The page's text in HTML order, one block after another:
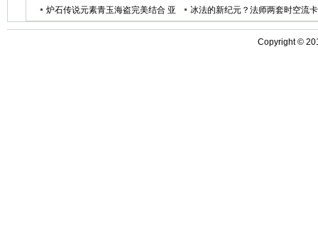
族现身
杀排位
炉石传说元素青玉海盗完美结合 亚
冰法的新纪元？法师两套时空流卡
Copyright ©